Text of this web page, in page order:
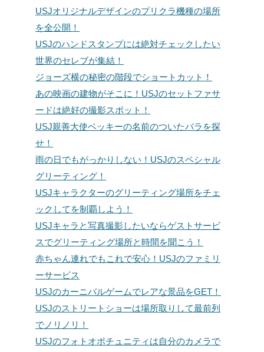
USJオリジナルデザインのプリクラ機種の場所
を全公開！
USJのハンドスタンプには絶対チェックしたい
世界のセレブが集結！
ジョーズ横の秘密の階段でショートカット！
あの映画の建物がそこに！USJのセットファサ
ードは絶好の撮影スポット！
USJ親善大使ベッキーの名前のついたバラを探
せ！
雨の日でもがっかりしない！USJのスペシャル
グリーティング！
USJキャラクターのグリーティング場所をチェ
ックしてを制覇しよう！
USJキャラと写真撮影したいならゲストサービ
スでグリーティング場所と時間を聞こう！
赤ちゃん連れでもこれで安心！USJのファミリ
ーサービス
USJのカーニバルゲームでレアな景品をGET！
USJのストリートショーは場所取りして最前列
でノリノリ！
USJのフォトオポチュニティは自分のカメラで